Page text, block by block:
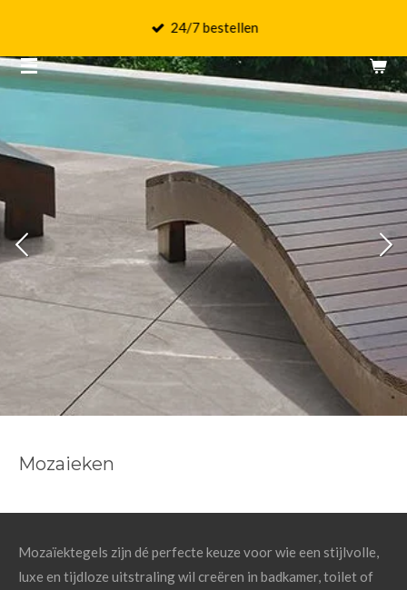
naar
de
24/7 bestellen
Mozaieken
Mozaïektegels zijn dé perfecte keuze voor wie een stijlvolle,
luxe en tijdloze uitstraling wil creëren in badkamer, toilet of